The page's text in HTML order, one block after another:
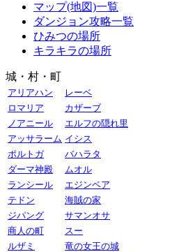
マップ(地図)一覧
ダンジョン攻略一覧
ひみつの場所
キラキラの場所
城・村・町
アリアハン
レーベ
ロマリア
カザーブ
ノアニール
エルフの隠れ里
アッサラーム イシス
ポルトガ
バハラタ
ダーマ神殿
ムオル
ランシール
エジンベア
テドン
海賊の家
ジパング
サマンオサ
商人の町
スー
ルザミ
竜の女王の城